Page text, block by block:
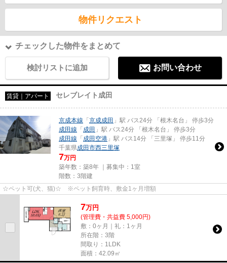
物件リクエスト
チェックした物件をまとめて
検討リストに追加 お問い合わせ
賃貸｜アパート セレブレイト成田
京成本線 「京成成田 」駅 バス24分 「根木名台」 停歩3分
成田線 「成田 」駅 バス24分 「根木名台」 停歩3分
成田線 「成田空港 」駅 バス14分 「三里塚」 停歩11分
千葉県成田市西三里塚
7万円
築年数：築8年 ｜募集中： 1室
階数：3階建
☆ペット可(犬、猫)☆ ※ペット飼育時、敷金1ヶ月増額
7万円
(管理費・共益費 5,000円)
敷：0ヶ月｜礼：1ヶ月
所在階：3階
間取り：1LDK
面積：42.09㎡